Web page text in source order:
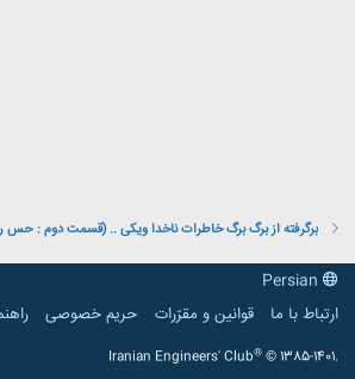
برگرفته از برگ برگ خاطرات ناخدا ویکی .. (قسمت دوم :
ارتباط با ما
قوانین و مقرّرات حریم خصوصی
Iranian Engineers' Club® © 1385-1401.